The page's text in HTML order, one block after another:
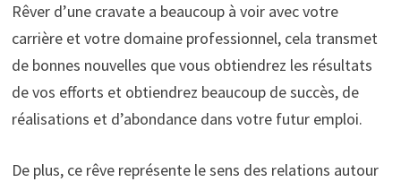
Rêver d’une cravate a beaucoup à voir avec votre
carrière et votre domaine professionnel, cela transmet
de bonnes nouvelles que vous obtiendrez les résultats
de vos efforts et obtiendrez beaucoup de succès, de
réalisations et d’abondance dans votre futur emploi.
De plus, ce rêve représente le sens des relations autour